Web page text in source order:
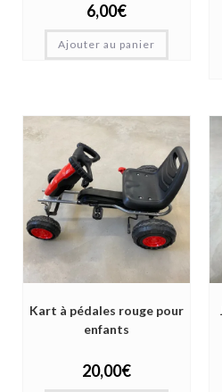
6,00€
Ajouter au panier
Kart à pédales rouge pour
enfants
20,00€